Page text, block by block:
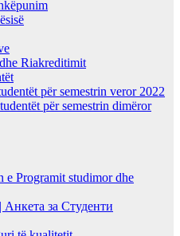
Riakreditimit
për semestrin veror 2022
për semestrin dimëror
e Programit studimor dhe
Анкета за Студенти